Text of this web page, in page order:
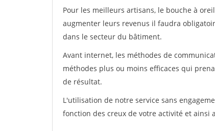
Pour les meilleurs artisans, le bouche à
augmenter leurs revenus il faudra
dans le secteur du bâtiment.
Avant internet, les méthodes de
méthodes plus ou moins efficaces qui
de résultat.
L'utilisation de notre service sans
fonction des creux de votre activité et ainsi